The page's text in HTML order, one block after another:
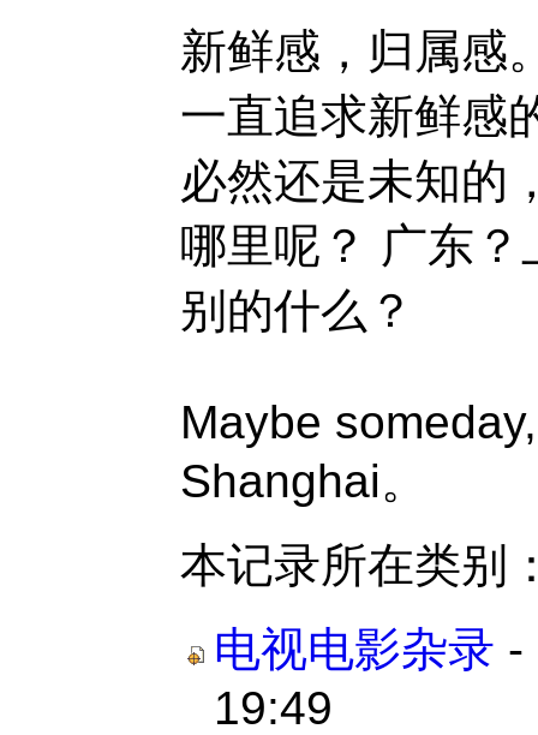
新鲜感，归属感
一直追求新鲜感
必然还是未知的
哪里呢？ 广东
别的什么？
Maybe
Shanghai。
本记录所在类别
电视电影杂录 -
19:49